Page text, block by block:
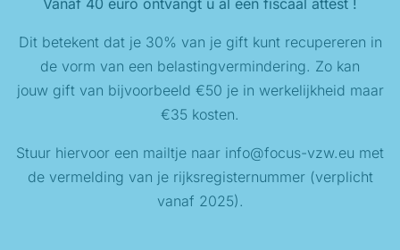
Dit betekent dat je 30% van je gift kunt recupereren in
de vorm van een belastingvermindering. Zo kan
jouw gift van bijvoorbeeld €50 je in werkelijkheid maar
€35 kosten.
Stuur hiervoor een mailtje naar info@focus-vzw.eu met
de vermelding van je rijksregisternummer (verplicht
vanaf 2025).